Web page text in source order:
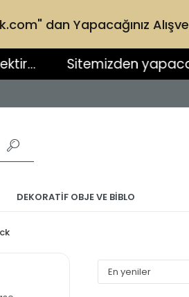
dan Yapacağınız
yapacağınız 750 TL
DEKORATİF OBJE VE BİBLO